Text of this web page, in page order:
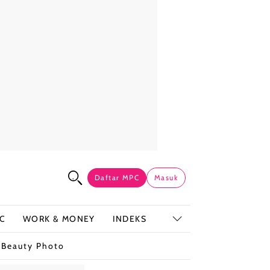
Daftar MPC Masuk
WORK & MONEY INDEKS
Beauty Photo